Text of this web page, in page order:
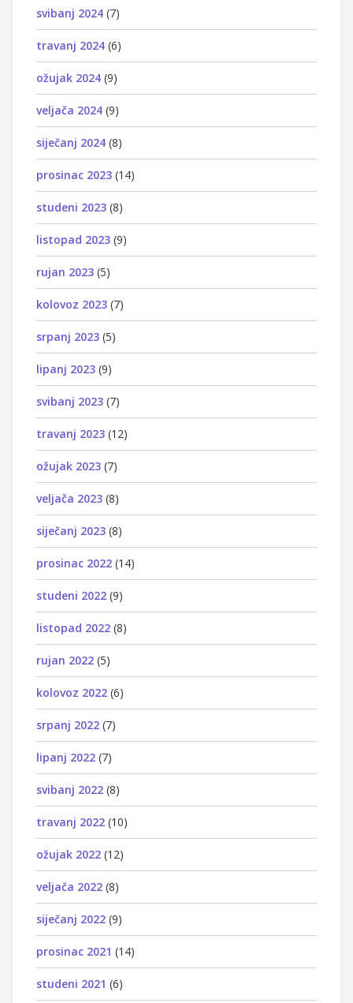
svibanj 2024 (7)
travanj 2024 (6)
ožujak 2024 (9)
veljača 2024 (9)
siječanj 2024 (8)
prosinac 2023 (14)
studeni 2023 (8)
listopad 2023 (9)
rujan 2023 (5)
kolovoz 2023 (7)
srpanj 2023 (5)
lipanj 2023 (9)
svibanj 2023 (7)
travanj 2023 (12)
ožujak 2023 (7)
veljača 2023 (8)
siječanj 2023 (8)
prosinac 2022 (14)
studeni 2022 (9)
listopad 2022 (8)
rujan 2022 (5)
kolovoz 2022 (6)
srpanj 2022 (7)
lipanj 2022 (7)
svibanj 2022 (8)
travanj 2022 (10)
ožujak 2022 (12)
veljača 2022 (8)
siječanj 2022 (9)
prosinac 2021 (14)
studeni 2021 (6)